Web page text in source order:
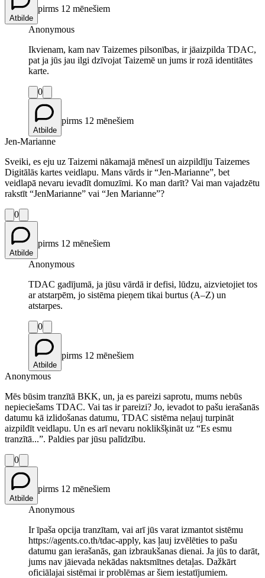
Atbilde
pirms 12 mēnešiem
Anonymous
Ikvienam, kam nav Taizemes pilsonības, ir jāaizpilda TDAC,
pat ja jūs jau ilgi dzīvojat Taizemē un jums ir rozā identitātes
karte.
0
Atbilde
pirms 12 mēnešiem
Jen-Marianne
Sveiki, es eju uz Taizemi nākamajā mēnesī un aizpildīju Taizemes
Digitālās kartes veidlapu. Mans vārds ir “Jen-Marianne”, bet
veidlapā nevaru ievadīt domuzīmi. Ko man darīt? Vai man vajadzētu
rakstīt “JenMarianne” vai “Jen Marianne”?
0
Atbilde
pirms 12 mēnešiem
Anonymous
TDAC gadījumā, ja jūsu vārdā ir defisi, lūdzu, aizvietojiet tos
ar atstarpēm, jo sistēma pieņem tikai burtus (A–Z) un
atstarpes.
0
Atbilde
pirms 12 mēnešiem
Anonymous
Mēs būsim tranzītā BKK, un, ja es pareizi saprotu, mums nebūs
nepieciešams TDAC. Vai tas ir pareizi? Jo, ievadot to pašu ierašanās
datumu kā izlidošanas datumu, TDAC sistēma neļauj turpināt
aizpildīt veidlapu. Un es arī nevaru noklikšķināt uz “Es esmu
tranzītā...”. Paldies par jūsu palīdzību.
0
Atbilde
pirms 12 mēnešiem
Anonymous
Ir īpaša opcija tranzītam, vai arī jūs varat izmantot sistēmu
https://agents.co.th/tdac-apply, kas ļauj izvēlēties to pašu
datumu gan ierašanās, gan izbraukšanas dienai. Ja jūs to darāt,
jums nav jāievada nekādas naktsmītnes detaļas. Dažkārt
oficiālajai sistēmai ir problēmas ar šiem iestatījumiem.